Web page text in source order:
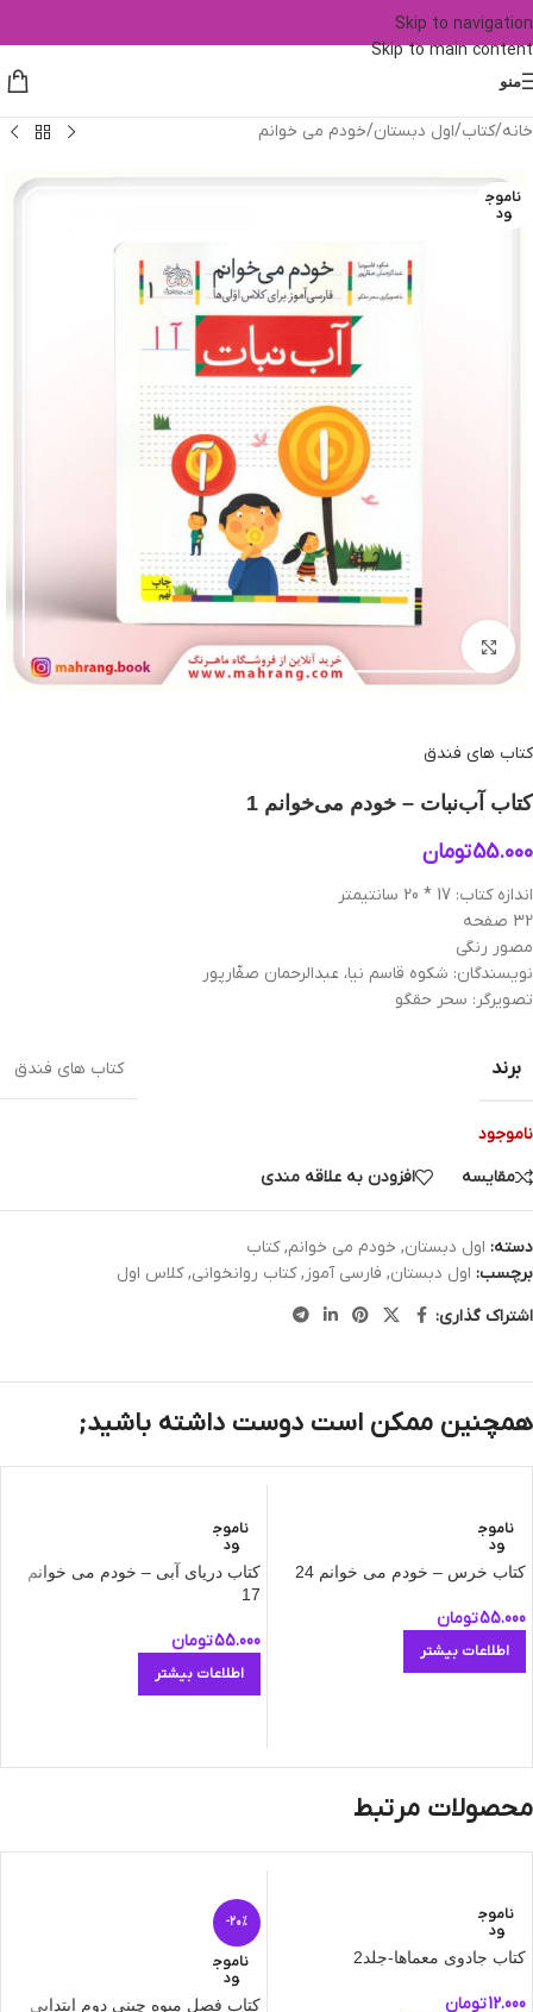
Skip to navigation
Skip to main content
منو
خانه/کتاب/اول دبستان/خودم می خوانم
ناموج
ود
بزرگنمایی تصویر
کتاب های فندق
کتاب آب‌نبات – خودم می‌خوانم 1
55.000تومان
اندازه کتاب: 17 * 20 سانتیمتر
32 صفحه
مصور رنگی
نویسندگان: شکوه قاسم نیا، عبدالرحمان صفّارپور
تصویرگر: سحر حقگو
برند کتاب های فندق
ناموجود
مقایسه
افزودن به علاقه مندی
دسته: اول دبستان, خودم می خوانم, کتاب
برچسب: اول دبستان, فارسی آموز, کتاب روانخوانی, کلاس اول
اشتراک گذاری:
همچنین ممکن است دوست داشته باشید;
ناموج
ود
کتاب خرس – خودم می‌ خوانم 24
55.000تومان
اطلاعات بیشتر
ناموج
ود
کتاب دریای آبی – خودم می‌ خوانم
17
55.000تومان
اطلاعات بیشتر
محصولات مرتبط
ناموج
ود
کتاب جادوی معماها-جلد2
12.000تومان
-20%
ناموج
ود
کتاب فصل میوه چینی دوم ابتدایی